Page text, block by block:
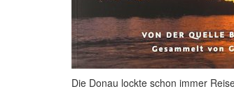
Die Donau lockte schon immer